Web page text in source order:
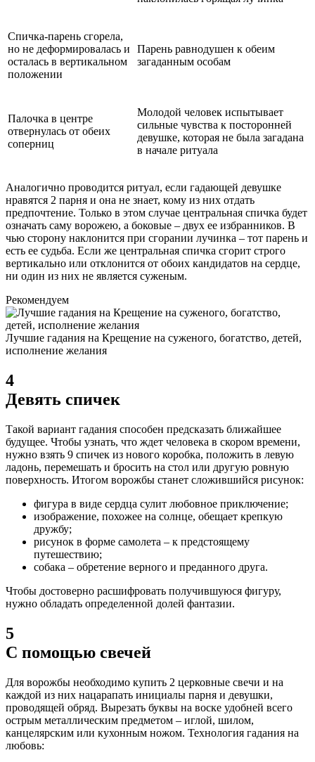
Спичка-парень сгорела,
но не деформировалась и
осталась в вертикальном
положении
Парень равнодушен к обеим
загаданным особам
Палочка в центре
отвернулась от обеих
соперниц
Молодой человек испытывает
сильные чувства к посторонней
девушке, которая не была загадана
в начале ритуала
Аналогично проводится ритуал, если гадающей девушке
нравятся 2 парня и она не знает, кому из них отдать
предпочтение. Только в этом случае центральная спичка будет
означать саму ворожею, а боковые – двух ее избранников. В
чью сторону наклонится при сгорании лучинка – тот парень и
есть ее судьба. Если же центральная спичка сгорит строго
вертикально или отклонится от обоих кандидатов на сердце,
ни один из них не является суженым.
Рекомендуем
Лучшие гадания на Крещение на суженого, богатство, детей,
исполнение желания
4
Девять спичек
Такой вариант гадания способен предсказать ближайшее
будущее. Чтобы узнать, что ждет человека в скором времени,
нужно взять 9 спичек из нового коробка, положить в левую
ладонь, перемешать и бросить на стол или другую ровную
поверхность. Итогом ворожбы станет сложившийся рисунок:
фигура в виде сердца сулит любовное приключение;
изображение, похожее на солнце, обещает крепкую
дружбу;
рисунок в форме самолета – к предстоящему
путешествию;
собака – обретение верного и преданного друга.
Чтобы достоверно расшифровать получившуюся фигуру,
нужно обладать определенной долей фантазии.
5
С помощью свечей
Для ворожбы необходимо купить 2 церковные свечи и на
каждой из них нацарапать инициалы парня и девушки,
проводящей обряд. Вырезать буквы на воске удобней всего
острым металлическим предметом – иглой, шилом,
канцелярским или кухонным ножом. Технология гадания на
любовь: